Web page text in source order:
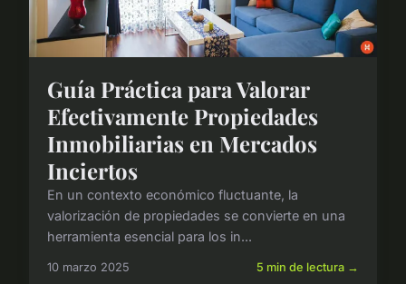
Guía Práctica para Valorar
Efectivamente Propiedades
Inmobiliarias en Mercados
Inciertos
En un contexto económico fluctuante, la
valorización de propiedades se convierte en una
herramienta esencial para los in...
10 marzo 2025 5 min de lectura →